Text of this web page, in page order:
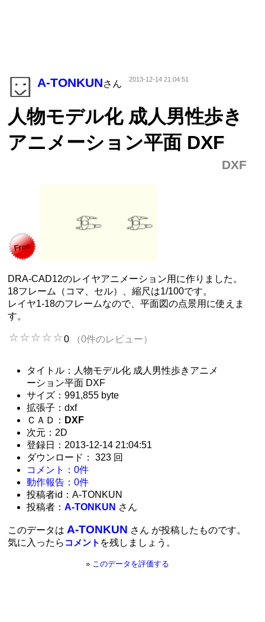
A-TONKUNさん 2013-12-14 21:04:51
人物モデル化 成人男性歩き
アニメーション平面 DXF
DXF
DRA-CAD12のレイヤアニメーション用に作りました。
18フレーム（コマ、セル）、縮尺は1/100です。
レイヤ1-18のフレームなので、平面図の点景用に使えま
す。
0 （0件のレビュー）
タイトル：人物モデル化 成人男性歩きアニメ
ーション平面 DXF
サイズ：991,855 byte
拡張子：dxf
ＣＡＤ： DXF
次元：2D
登録日：2013-12-14 21:04:51
ダウンロード： 323 回
コメント：0件
動作報告：0件
投稿者id：A-TONKUN
投稿者：A-TONKUN さん
このデータは A-TONKUN さん が投稿したものです。
気に入ったら コメント を残しましょう。
» このデータを評価する